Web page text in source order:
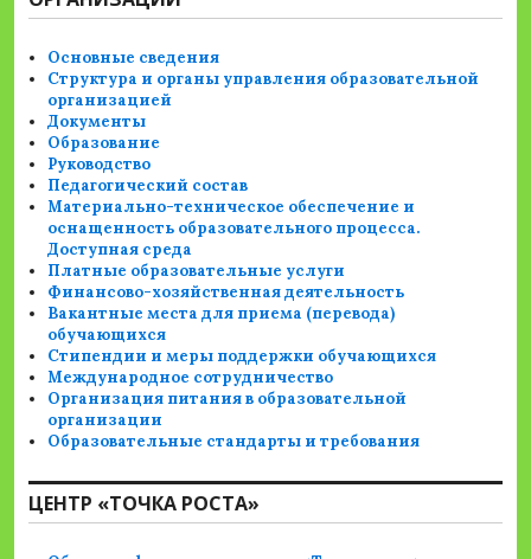
Основные сведения
Структура и органы управления образовательной
организацией
Документы
Образование
Руководство
Педагогический состав
Материально-техническое обеспечение и
оснащенность образовательного процесса.
Доступная среда
Платные образовательные услуги
Финансово-хозяйственная деятельность
Вакантные места для приема (перевода)
обучающихся
Стипендии и меры поддержки обучающихся
Международное сотрудничество
Организация питания в образовательной
организации
Образовательные стандарты и требования
ЦЕНТР «ТОЧКА РОСТА»